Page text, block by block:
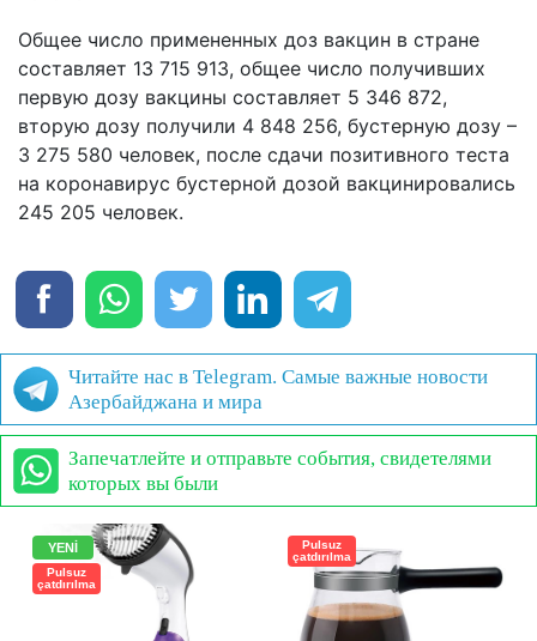
Общее число примененных доз вакцин в стране
составляет 13 715 913, общее число получивших
первую дозу вакцины составляет 5 346 872,
вторую дозу получили 4 848 256, бустерную дозу –
3 275 580 человек, после сдачи позитивного теста
на коронавирус бустерной дозой вакцинировались
245 205 человек.
Читайте нас в Telegram. Самые важные новости
Азербайджана и мира
Запечатлейте и отправьте события, свидетелями
которых вы были